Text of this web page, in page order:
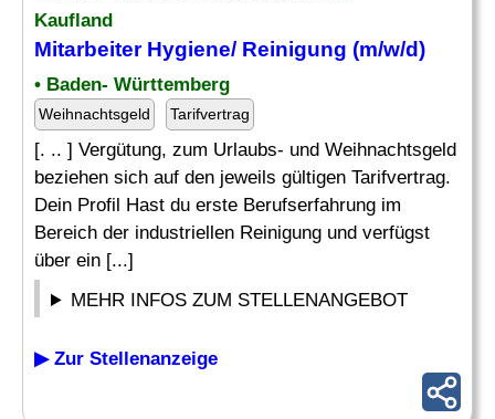
Kaufland
Mitarbeiter Hygiene/ Reinigung (m/w/d)
• Baden- Württemberg
Weihnachtsgeld Tarifvertrag
[. .. ] Vergütung, zum Urlaubs- und Weihnachtsgeld
beziehen sich auf den jeweils gültigen Tarifvertrag.
Dein Profil Hast du erste Berufserfahrung im
Bereich der industriellen Reinigung und verfügst
über ein [...]
MEHR INFOS ZUM STELLENANGEBOT
▶ Zur Stellenanzeige